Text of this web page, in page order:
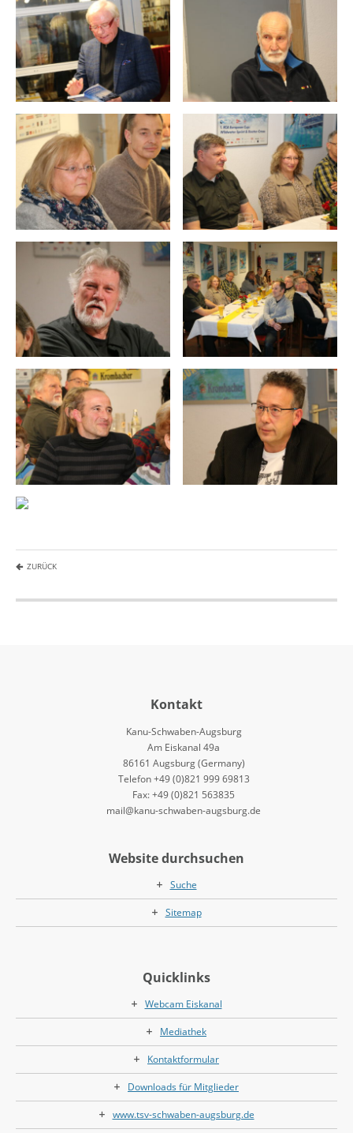
ZURÜCK
Kontakt
Kanu-Schwaben-Augsburg
Am Eiskanal 49a
86161 Augsburg (Germany)
Telefon +49 (0)821 999 69813
Fax: +49 (0)821 563835
mail@kanu-schwaben-augsburg.de
Website durchsuchen
Suche
Sitemap
Quicklinks
Webcam Eiskanal
Mediathek
Kontaktformular
Downloads für Mitglieder
www.tsv-schwaben-augsburg.de